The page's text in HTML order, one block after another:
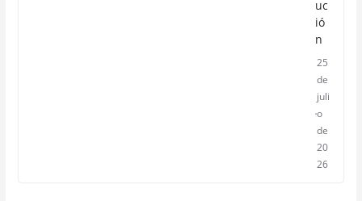
uc
ió
n
25
de
juli
o
de
20
26